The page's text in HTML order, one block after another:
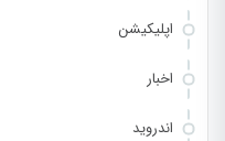
اپلیکیشن
اخبار
اندروید